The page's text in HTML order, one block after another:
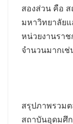
สองส่วน คือ
มหาวิทยาลัย
หน่วยงานราช
จำนวนมากเ
สรุปภาพรวมต
สถาบันอุดมศึ